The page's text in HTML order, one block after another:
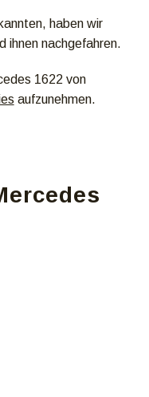
haben wir
ihnen nachgefahren.
1622 von
aufzunehmen.